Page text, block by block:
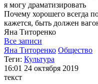
я могу драматизировать
Почему хорошего всегда
кажется, быть должен
Яна Титоренко
Все записи
Яна Титоренко Общество
Теги: Культура
16:01 24 октября 2019
текст